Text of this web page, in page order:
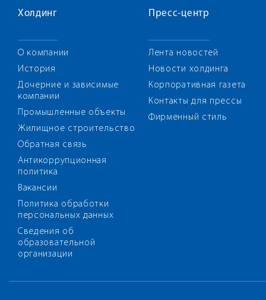
Холдинг
О компании
История
Дочерние и зависимые
компании
Промышленные объекты
Жилищное строительство
Обратная связь
Антикоррупционная
политика
Вакансии
Политика обработки
персональных данных
Сведения об
образовательной
организации
Пресс-центр
Лента новостей
Новости холдинга
Корпоративная газета
Контакты для прессы
Фирменный стиль